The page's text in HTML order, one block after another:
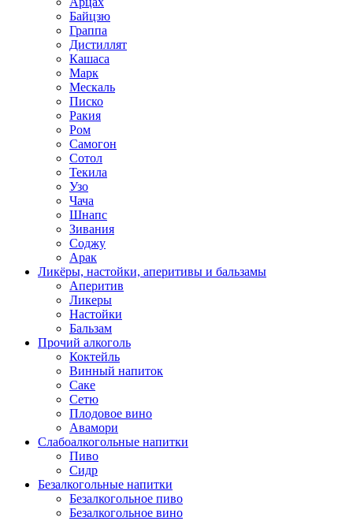
Байцзю
Граппа
Дистиллят
Кашаса
Марк
Мескаль
Писко
Ракия
Ром
Самогон
Сотол
Текила
Узо
Чача
Шнапс
Зивания
Соджу
Арак
Ликёры, настойки, аперитивы и бальзамы
Аперитив
Ликеры
Настойки
Бальзам
Прочий алкоголь
Коктейль
Винный напиток
Саке
Сетю
Плодовое вино
Авамори
Слабоалкогольные напитки
Пиво
Сидр
Безалкогольные напитки
Безалкогольное пиво
Безалкогольное вино